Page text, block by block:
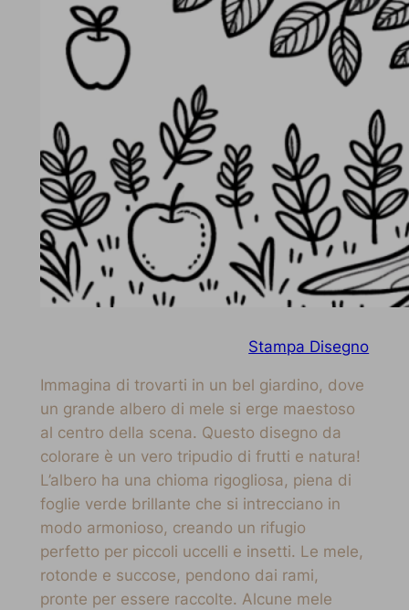
Stampa Disegno
Immagina di trovarti in un bel giardino, dove
un grande albero di mele si erge maestoso
al centro della scena. Questo disegno da
colorare è un vero tripudio di frutti e natura!
L’albero ha una chioma rigogliosa, piena di
foglie verde brillante che si intrecciano in
modo armonioso, creando un rifugio
perfetto per piccoli uccelli e insetti. Le mele,
rotonde e succose, pendono dai rami,
pronte per essere raccolte. Alcune mele